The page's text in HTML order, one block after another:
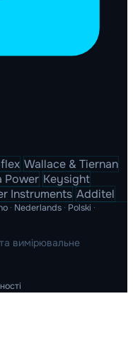
Wallace & Tiernan
Power Keysight
Instruments Additel
· Nederlands · Polski ·
вимірювальне